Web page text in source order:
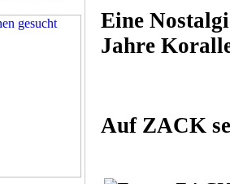
Eine
Jahre
Auf ZACK